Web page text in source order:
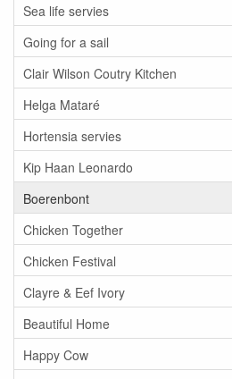
Sea life servies
Going for a sail
Clair Wilson Coutry Kitchen
Helga Mataré
Hortensia servies
Kip Haan Leonardo
Boerenbont
Chicken Together
Chicken Festival
Clayre & Eef Ivory
Beautiful Home
Happy Cow